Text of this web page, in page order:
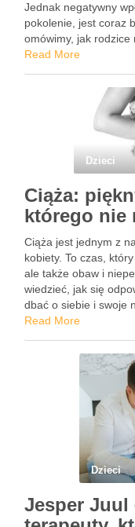
Jednak negatywny
pokolenie, jest coraz
omówimy, jak rodzice
szkodliwymi skutkami
Read More
Dzieci
Ciąża:
którego nie
Ciąża jest jednym z
kobiety. To czas,
ale także obaw i
wiedzieć, jak się
dbać o siebie i swoje
pierwsze oznaki
Read More
Dzieci
Jesper Juul